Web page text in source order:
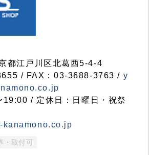
江戸川区北葛西5-4-4
/ FAX：03-3688-3763 / y
/ 定休日：日曜日・祝祭
kanamono.co.jp
・取付可